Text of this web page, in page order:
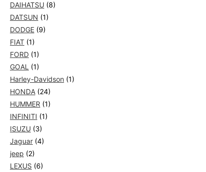
DAIHATSU (8)
DATSUN (1)
DODGE (9)
FIAT (1)
FORD (1)
GOAL (1)
Harley-Davidson (1)
HONDA (24)
HUMMER (1)
INFINITI (1)
ISUZU (3)
Jaguar (4)
jeep (2)
LEXUS (6)